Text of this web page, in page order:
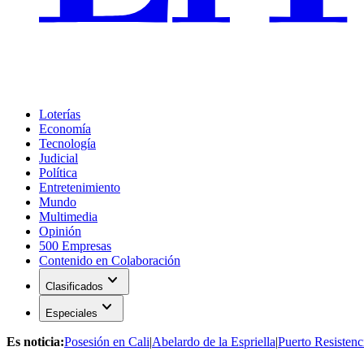
Loterías
Economía
Tecnología
Judicial
Política
Entretenimiento
Mundo
Multimedia
Opinión
500 Empresas
Contenido en Colaboración
Clasificados expand_more
Especiales expand_more
Es noticia:Posesión en Cali|Abelardo de la Espriella|Puerto